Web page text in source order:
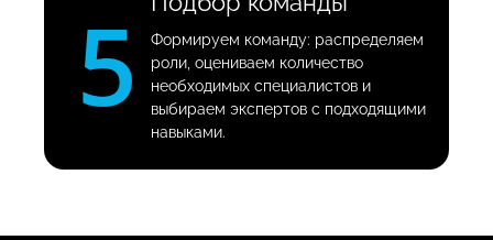
5
Формируем команду: распределяем
роли, оцениваем количество
необходимых специалистов и
выбираем экспертов с подходящими
навыками.